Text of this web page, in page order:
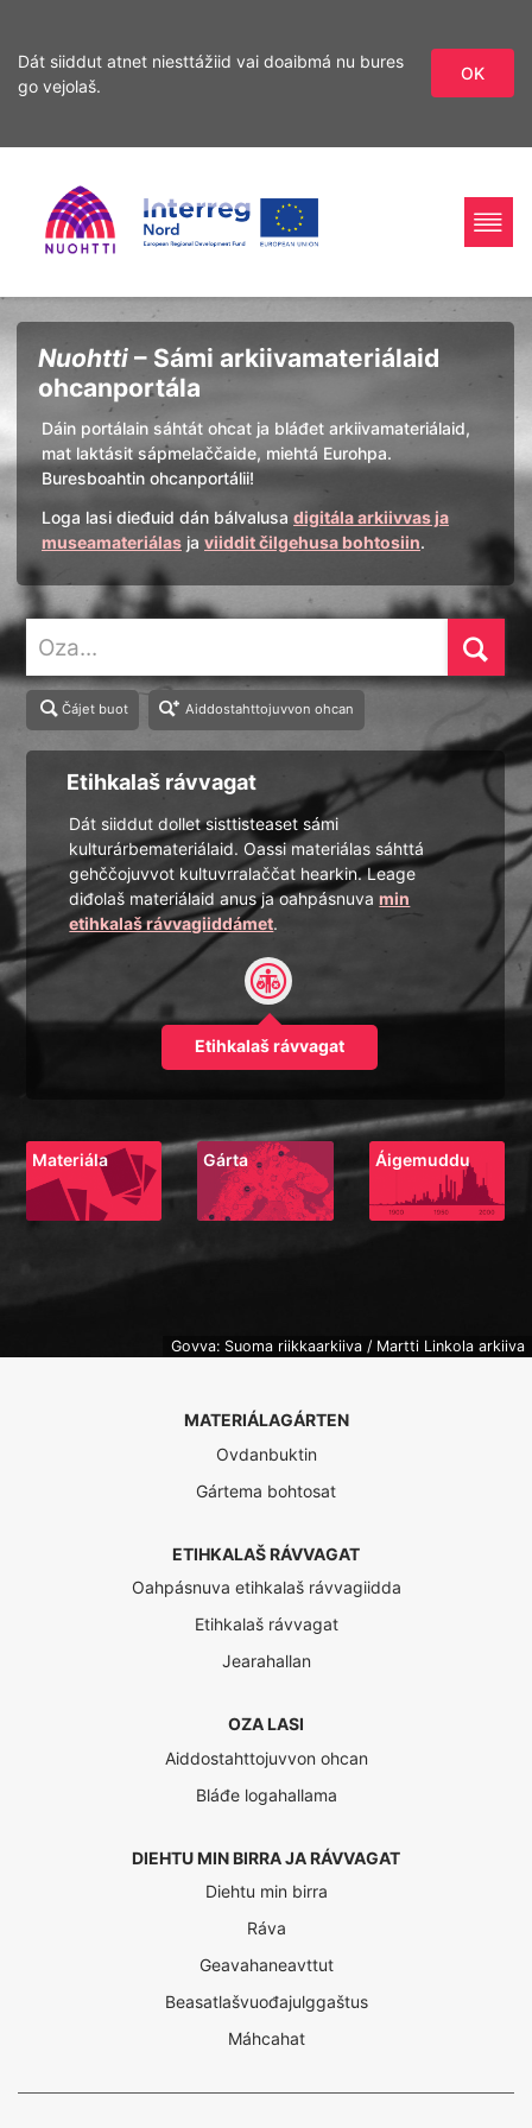
Dát siiddut atnet niesttážiid vai doaibmá nu bures
go vejolaš.
OK
ohcamii
sisdollui
Home
Page
Interreg
Nord
Ohcan
Nuohtti – Sámi arkiivamateriálaid
ohcanportála
Dáin portálain sáhtát ohcat ja bláđet arkiivamateriálaid,
mat laktásit sápmelaččaide, miehtá Eurohpa.
Buresboahtin ohcanportálii!
Loga lasi dieđuid dán bálvalusa digitála arkiivvas ja
museamateriálas ja viiddit čilgehusa bohtosiin.
Čájet buot Aiddostahttojuvvon ohcan
Etihkalaš rávvagat
Dát siiddut dollet sisttisteaset sámi
kulturárbemateriálaid. Oassi materiálas sáhttá
gehččojuvvot kultuvrralaččat hearkin. Leage
diđolaš materiálaid anus ja oahpásnuvamin
etihkalaš rávvagiiddámet.
Etihkalaš rávvagat
Materiála Gárta Áigemuddu
Govva: Suoma riikkaarkiiva / Martti Linkola arkiiva
MATERIÁLAGÁRTEN
Ovdanbuktin
Gártema bohtosat
ETIHKALAŠ RÁVVAGAT
Oahpásnuva etihkalaš rávvagiidda
Etihkalaš rávvagat
Jearahallan
OZA LASI
Aiddostahttojuvvon ohcan
Bláđe logahallama
DIEHTU MIN BIRRA JA RÁVVAGAT
Diehtu min birra
Ráva
Geavahaneavttut
Beasatlašvuođajulggaštus
Máhcahat